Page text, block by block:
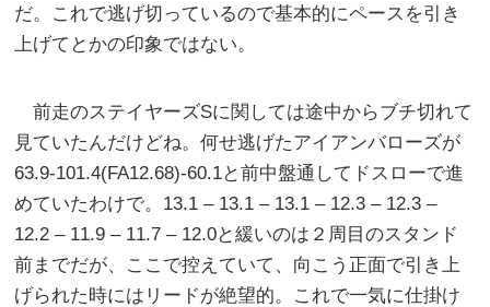
だ。これで逃げ切っているので基本的にペースを引き
上げてとかの印象ではない。
前走のステイヤーズSに関しては途中からブチ切れて
見ていたんだけどね。何せ逃げたアイアンバローズが
63.9-101.4(FA12.68)-60.1と前中盤通してドスローで進
めていたわけで。13.1 – 13.1 – 13.1 – 12.3 – 12.3 –
12.2 – 11.9 – 11.7 – 12.0と緩いのは２周目のスタンド
前までだが、ここで控えていて、向こう正面で引き上
げられた時にはリードが絶望的。これで一気に仕掛け